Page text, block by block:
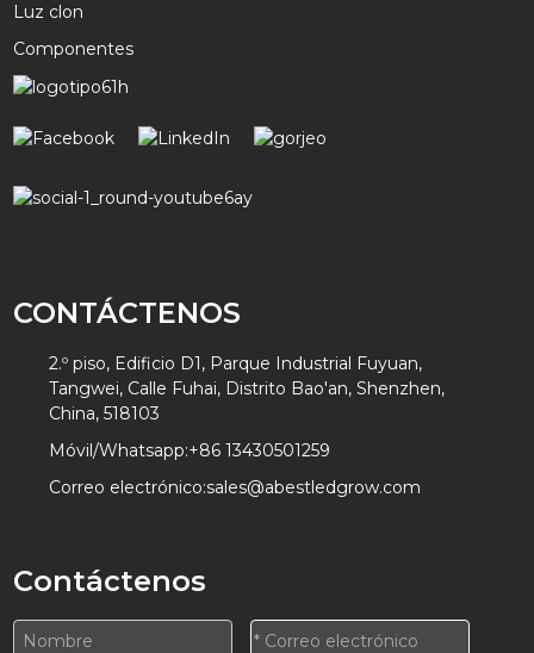
Luz clon
Componentes
CONTÁCTENOS
2.º piso, Edificio D1, Parque Industrial Fuyuan,
Tangwei, Calle Fuhai, Distrito Bao'an, Shenzhen,
China, 518103
Móvil/Whatsapp:+86 13430501259
Correo electrónico:sales@abestledgrow.com
Contáctenos